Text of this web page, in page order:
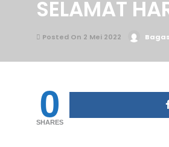
SELAMAT
Posted On 2 Mei 2022
0
SHARES